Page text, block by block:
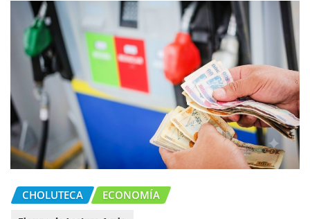
CHOLUTECA ECONOMÍA